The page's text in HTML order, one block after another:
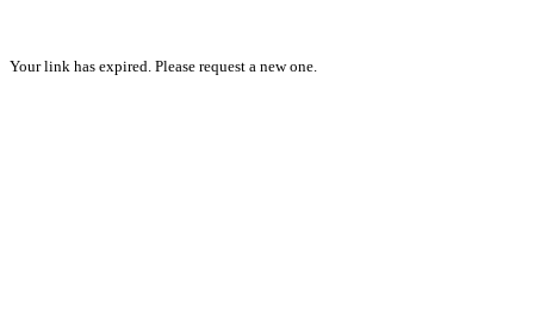
Your link has expired. Please request a new one.